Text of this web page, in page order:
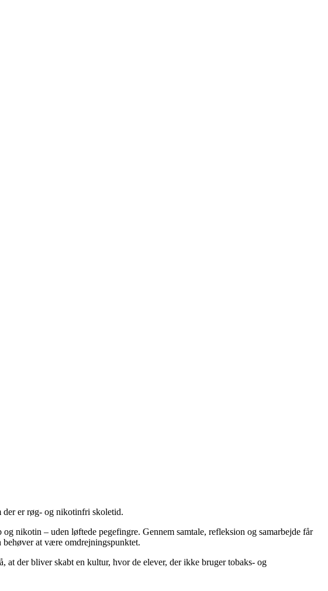
der er røg- og nikotinfri skoletid.
nikotin – uden løftede pegefingre. Gennem samtale, refleksion og samarbejde får
at være omdrejningspunktet.
at der bliver skabt en kultur, hvor de elever, der ikke bruger tobaks- og